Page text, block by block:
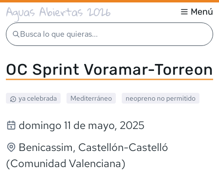
Aguas Abiertas 2026 Menú
Busca lo que quieras...
OC Sprint Voramar-Torreon
ya celebrada Mediterráneo neopreno no permitido
domingo 11 de mayo, 2025
Benicassim, Castellón-Castelló
(Comunidad Valenciana)